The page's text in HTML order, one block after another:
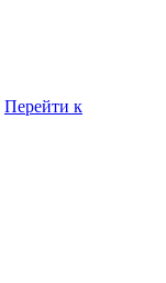
Перейти к